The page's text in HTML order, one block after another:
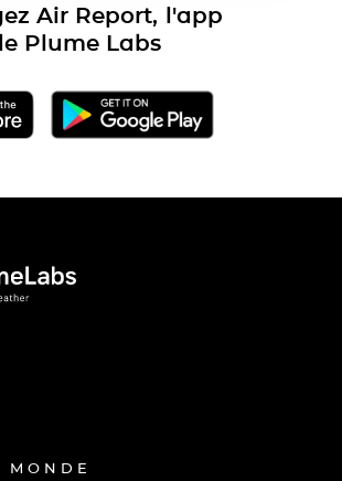
Air Report, l'app
Plume Labs
MONDE